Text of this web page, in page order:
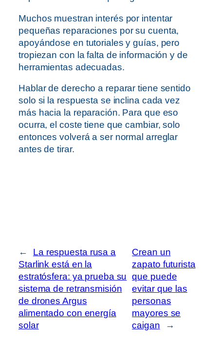
Muchos muestran interés por intentar
pequeñas reparaciones por su cuenta,
apoyándose en tutoriales y guías, pero
tropiezan con la falta de información y de
herramientas adecuadas.
Hablar de derecho a reparar tiene sentido
solo si la respuesta se inclina cada vez
más hacia la reparación. Para que eso
ocurra, el coste tiene que cambiar, solo
entonces volverá a ser normal arreglar
antes de tirar.
←
La respuesta rusa a
Starlink está en la
estratósfera: ya prueba su
sistema de retransmisión
de drones Argus
alimentado con energía
solar
Crean un
zapato futurista
que puede
evitar que las
personas
mayores se
caigan
→